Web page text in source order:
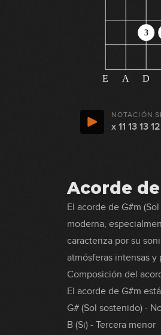
E A D
3
NOTACIÓN
x 11 13 13 12
Acorde
El acorde de G#m
moderna,
caracteriza por su
atmósferas intensas y
Composición del
El acorde de G#m
G# (Sol sostenido) -
B (Si) - Tercera menor